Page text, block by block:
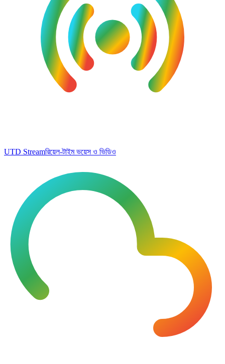
UTD Streamরিয়েল-টাইম ভয়েস ও ভিডিও